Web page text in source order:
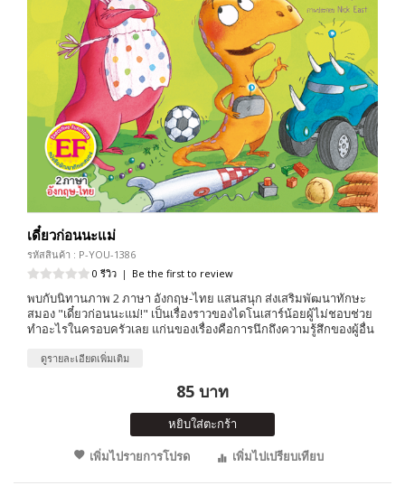
เดี๋ยวก่อนนะแม่
รหัสสินค้า : P-YOU-1386
0 รีวิว | Be the first to review
พบกับนิทานภาพ 2 ภาษา อังกฤษ-ไทย แสนสนุก ส่งเสริมพัฒนาทักษะ
สมอง "เดี๋ยวก่อนนะแม่!" เป็นเรื่องราวของไดโนเสาร์น้อยผู้ไม่ชอบช่วย
ทำอะไรในครอบครัวเลย แก่นของเรื่องคือการนึกถึงความรู้สึกของผู้อื่น
ดูรายละเอียดเพิ่มเติม
85 บาท
หยิบใส่ตะกร้า
เพิ่มไปรายการโปรด
เพิ่มไปเปรียบเทียบ